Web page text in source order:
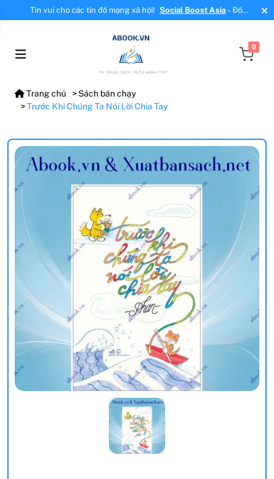
Tin vui cho các tín đồ mạng xã hội! Social Boost Asia- Đối
tác mới, cung cấp dịch vụ tăng tương tác, tăng follow uy tín!
0
Trang chủ
Sách bán chạy
Trước Khi Chúng Ta Nói Lời Chia Tay